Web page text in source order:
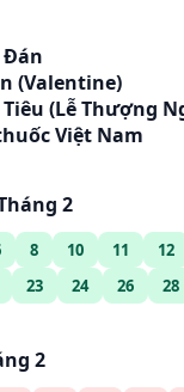
Đán
(Valentine)
(Lễ Thượng
Việt Nam
2
8 10 11 12
23 24 26 28
2